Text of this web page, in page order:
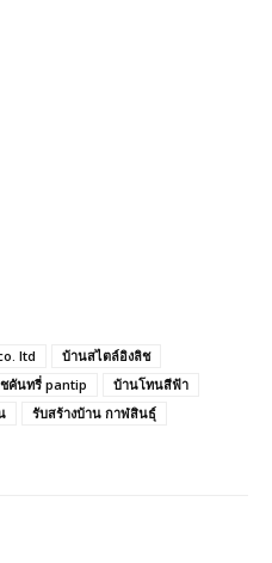
ltd
บ้านสไตล์อิงลิช
คันทรี่ pantip
บ้านโทนสีฟ้า
รับสร้างบ้าน กาฬสินธุ์